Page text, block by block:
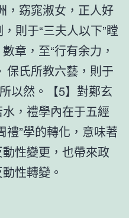
，窈窕淑女，正人好
則于“三夫人以下”瞠
章，至“行有余力，
保氏所教六藝，則于
以然。【5】對鄭玄
，禮學內在于五經
禮”學的轉化，意味著
性變更，也帶來政
性轉變。